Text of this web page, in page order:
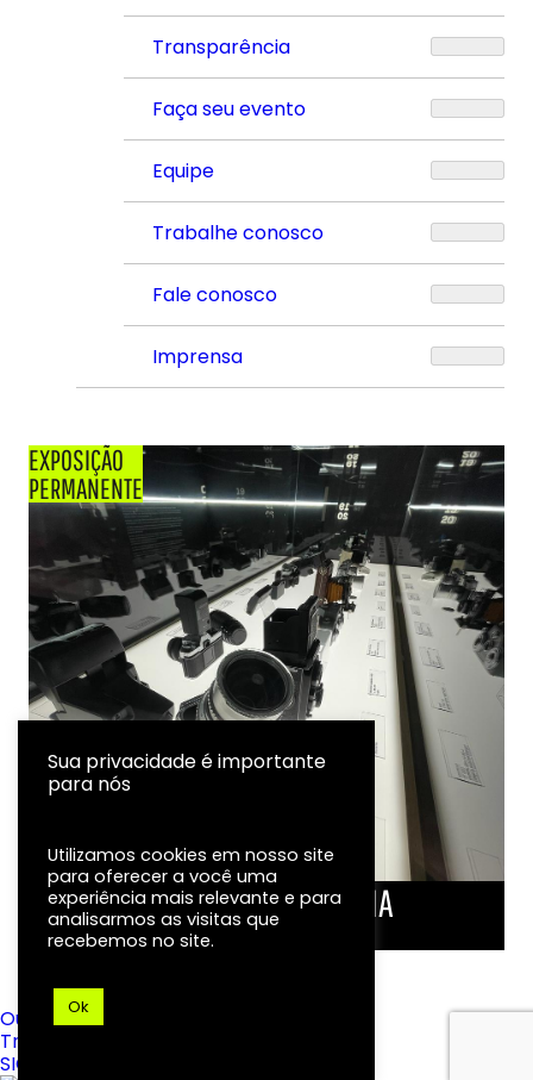
Transparência
Faça seu evento
Equipe
Trabalhe conosco
Fale conosco
Imprensa
EXPOSIÇÃO
PERMANENTE
LINHA DO TEMPO DA FOTOGRAFIA
EXPOSIÇÃO
Ouvidoria
Transparência
SIC
Sua privacidade é importante
para nós
Utilizamos cookies em nosso site
para oferecer a você uma
experiência mais relevante e para
analisarmos as visitas que
recebemos no site.
Ok